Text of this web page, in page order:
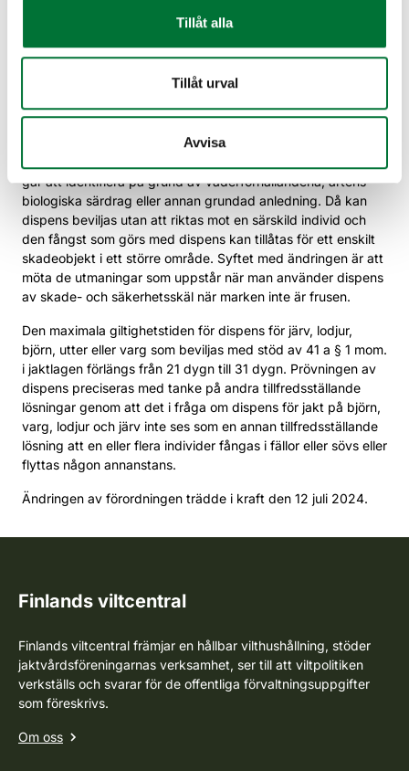
Tillåt alla
Tillåt urval
Avvisa
jakt. Detta gäller särskilt vargars flockbeteende, som skiljer
sig från andra stora rovdjur, som lever ensamma eller med
ungar. Om avsikten med dispensen dessutom är att skydda
landskapet och i hela landet samt artens biologiska särdrag
och hoten mot artens livskraft beaktas.
Kraven på hur tillståndet riktas blir flexiblare i situationer där
går att identifiera på grund av väderförhållandena, artens
biologiska särdrag eller annan grundad anledning. Då kan
dispens beviljas utan att riktas mot en särskild individ och
den fångst som görs med dispens kan tillåtas för ett enskilt
skadeobjekt i ett större område. Syftet med ändringen är att
möta de utmaningar som uppstår när man använder dispens
av skade- och säkerhetsskäl när marken inte är frusen.
Den maximala giltighetstiden för dispens för järv, lodjur,
björn, utter eller varg som beviljas med stöd av 41 a § 1 mom.
i jaktlagen förlängs från 21 dygn till 31 dygn. Prövningen av
dispens preciseras med tanke på andra tillfredsställande
lösningar genom att det i fråga om dispens för jakt på björn,
varg, lodjur och järv inte ses som en annan tillfredsställande
lösning att en eller flera individer fångas i fällor eller sövs eller
flyttas någon annanstans.
Ändringen av förordningen trädde i kraft den 12 juli 2024.
Finlands viltcentral
Finlands viltcentral främjar en hållbar vilthushållning, stöder
jaktvårdsföreningarnas verksamhet, ser till att viltpolitiken
verkställs och svarar för de offentliga förvaltningsuppgifter
som föreskrivs.
Om oss